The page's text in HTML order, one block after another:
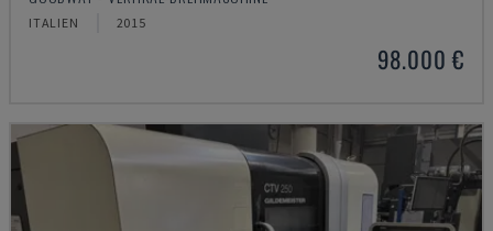
ITALIEN 2015
98.000 €